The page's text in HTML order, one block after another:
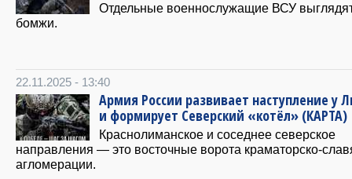
Отдельные военнослужащие ВСУ
бомжи.
22.11.2025 - 13:40
Армия России развивает наступление у
и формирует Северский «котёл» (КАРТА)
Краснолиманское и соседнее северское
направления — это восточные ворота краматорско-
агломерации.